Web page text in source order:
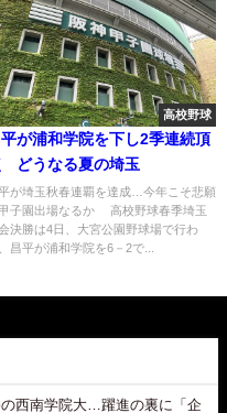
高校野球
が浦和学院を下し2季連続頂
どうなる夏の埼玉
が埼玉秋春連覇を達成…今年こそ悲願
子園出場なるか 高校野球春季埼玉
決勝は4日、大宮公園野球場で行わ
昌平が浦和学院を6－2で...
の西南学院大…躍進の裏に「企